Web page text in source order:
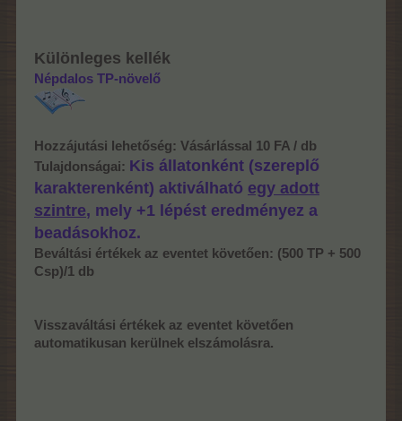
Különleges kellék
Népdalos TP-növelő
Hozzájutási lehetőség: Vásárlással 10 FA / db
Tulajdonságai: Kis állatonként (szereplő
karakterenként) aktiválható egy adott
szintre, mely +1 lépést eredményez a
beadásokhoz.
Beváltási értékek az eventet követően: (500 TP + 500
Csp)/1 db
Visszaváltási értékek az eventet követően
automatikusan kerülnek elszámolásra.